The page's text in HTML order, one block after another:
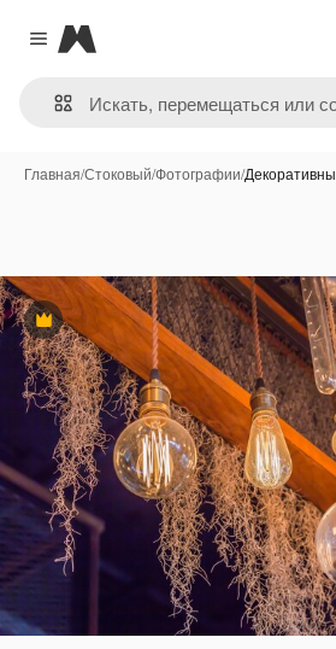
Close menu
Magnific
Главная/Стоковый/Фотографии/
Премиум